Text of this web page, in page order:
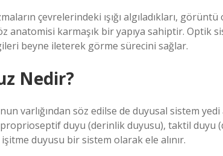
çevrelerindeki ışığı algıladıkları,
anatomisi karmaşık bir yapıya sahiptir. Optik
beyne ileterek görme sürecini sağlar.
Nedir?
varlığından söz edilse de duyusal sistem
duyu (derinlik duyusu), taktil duyu
duyusu bir sistem olarak ele alınır.